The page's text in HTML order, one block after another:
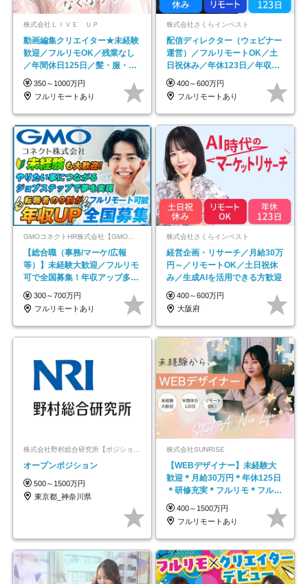
株式会社ＬＩＶＥ ＵＰ
動画編集クリエイター★未経験
歓迎／フルリモOK／残業なし
／年間休日125日／髪・服・ネ
イル自由／研修充実で安心
350～1000万円
フルリモートあり
株式会社さくらインベスト
配信ディレクター（ウェビナー
運営）／フルリモートOK／土
日祝休み／年休123日／年収
600万円可
400～600万円
フルリモートあり
GMOコネクトHR株式会社【GMOインターネットグループ】
【総合職（事務/マーケ/広報
等）】未経験大歓迎／フルリモ
可で全国募集！年収アップ多数
★年休最大130日★
300～700万円
フルリモートあり
株式会社さくらインベスト
経営企画・リサーチ／月給30万
円～／リモートOK／土日祝休
み／生成AIを活用できる方歓迎
400～600万円
大阪府
オープンポジション
500～1500万円
東京都_神奈川県
株式会社SUNRISE
【WEBデザイナー】未経験大
歓迎＊月給30万円＊年休125日
＊研修充実＊フルリモ＊フルフ
レックス＊
400～1500万円
フルリモートあり